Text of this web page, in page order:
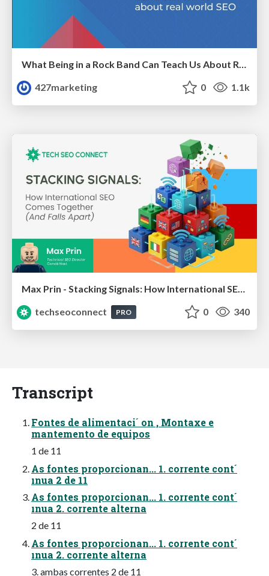
What Being in a Rock Band Can Teach Us About Real World SEO
427marketing
0 1.1k
techseoconnect
PRO 0 340
Transcript
Fontes de alimentaci´ on , Montaxe e
mantemento de equipos
1 de 11
As fontes proporcionan... 1. corrente cont´
ınua 2 de 11
As fontes proporcionan... 1. corrente cont´
ınua 2. corrente alterna
2 de 11
As fontes proporcionan... 1. corrente cont´
ınua 2. corrente alterna
3. ambas correntes 2 de 11